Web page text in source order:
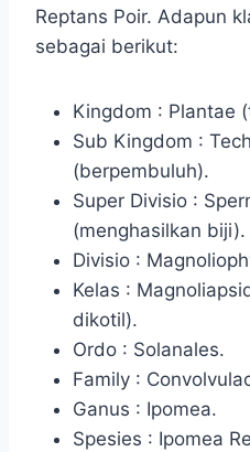
Reptans Poir. Adapun
sebagai berikut:
Kingdom : Plantae
Sub Kingdom :
(berpembuluh).
Super Divisio :
(menghasilkan biji).
Divisio :
Kelas :
dikotil).
Ordo : Solanales.
Family :
Ganus : Ipomea.
Spesies : Ipomea